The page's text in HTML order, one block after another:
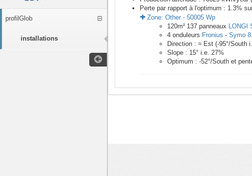
profilGlob
installations
Perte par rapport à l'optimum : 1.3%
Zone: Other - 50005 Wp
120m² 137 panneaux LONGI
4 onduleurs Fronius - Symo
Direction : ≈ Est (-95°/South
Slope : 15° i.e. 27%
Optimum : -52°/South et